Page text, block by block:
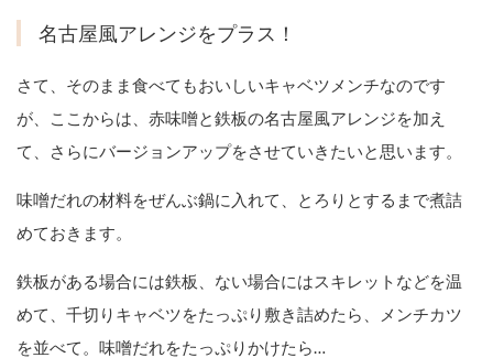
名古屋風アレンジをプラス！
さて、そのまま食べてもおいしいキャベツメンチなのです
が、ここからは、赤味噌と鉄板の名古屋風アレンジを加え
て、さらにバージョンアップをさせていきたいと思います。
味噌だれの材料をぜんぶ鍋に入れて、とろりとするまで煮詰
めておきます。
鉄板がある場合には鉄板、ない場合にはスキレットなどを温
めて、千切りキャベツをたっぷり敷き詰めたら、メンチカツ
を並べて。味噌だれをたっぷりかけたら…